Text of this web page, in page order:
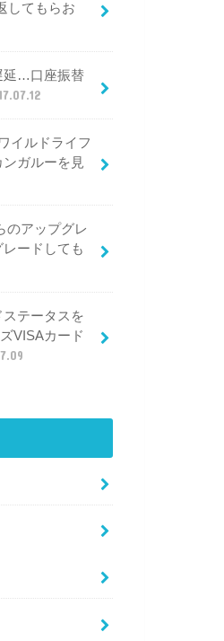
してもらお
延…口座振替
イルドライフ
ガルーを見
のアップグレ
ードしても
テータスを
VISAカード